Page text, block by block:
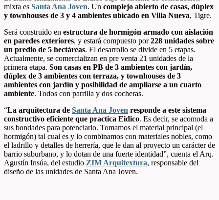
mixta es Santa Ana Joven. Un complejo abierto de casas, dúplex
y townhouses de 3 y 4 ambientes ubicado en Villa Nueva, Tigre.
Será construido en estructura de hormigón armado con aislación
en paredes exteriores, y estará compuesto por228 unidades sobre
un predio de 5 hectáreas. El desarrollo se divide en 5 etapas.
Actualmente, se comercializan en pre venta 21 unidades de la
primera etapa. Son casas en PB de 3 ambientes con jardín,
dúplex de 3 ambientes con terraza, y townhouses de 3
ambientes con jardín y posibilidad de ampliarse a un cuarto
ambiente. Todos con parrilla y dos cocheras.
“La arquitectura de Santa Ana Joven responde a este sistema
constructivo eficiente que practica Eidico. Es decir, se acomoda a
sus bondades para potenciarlo. Tomamos el material principal (el
hormigón) tal cual es y lo combinamos con materiales nobles, como
el ladrillo y detalles de herrería, que le dan al proyecto un carácter de
barrio suburbano, y lo dotan de una fuerte identidad”, cuenta el Arq.
Agustín Insúa, del estudio ZIM Arquitextura, responsable del
diseño de las unidades de Santa Ana Joven.